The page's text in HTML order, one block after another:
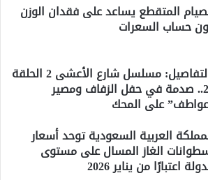
المتقطع يساعد على فقدان الوزن
حساب السعرات
بالتفاصيل: مسلسل شارع الأعشى 2 الحلقة
24.. صدمة في حفل الزفاف ومصير
على المحك
العربية السعودية توحد أسعار
الغاز المسال على مستوى
اعتبارًا من يناير 2026